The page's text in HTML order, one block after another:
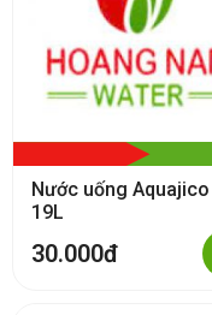
Nước uống Aquajico
19L
30.000đ